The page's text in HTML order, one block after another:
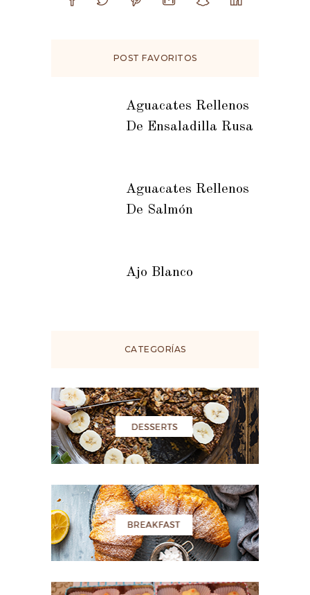
POST FAVORITOS
Aguacates Rellenos
De Ensaladilla Rusa
Aguacates Rellenos
De Salmón
Ajo Blanco
CATEGORÍAS